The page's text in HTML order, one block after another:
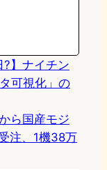
?】ナイチン
可視化」の
ら国産モジ
注、1機38万